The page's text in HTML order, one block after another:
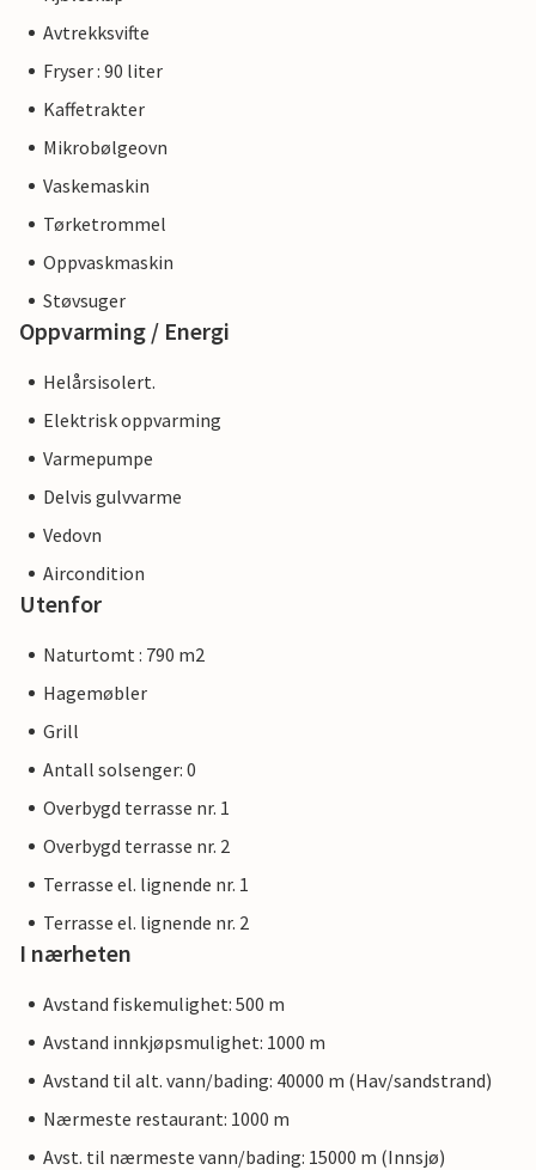
Avtrekksvifte
Fryser : 90 liter
Kaffetrakter
Mikrobølgeovn
Vaskemaskin
Tørketrommel
Oppvaskmaskin
Støvsuger
Oppvarming / Energi
Helårsisolert.
Elektrisk oppvarming
Varmepumpe
Delvis gulvvarme
Vedovn
Aircondition
Utenfor
Naturtomt : 790 m2
Hagemøbler
Grill
Antall solsenger: 0
Overbygd terrasse nr. 1
Overbygd terrasse nr. 2
Terrasse el. lignende nr. 1
Terrasse el. lignende nr. 2
I nærheten
Avstand fiskemulighet: 500 m
Avstand innkjøpsmulighet: 1000 m
Avstand til alt. vann/bading: 40000 m (Hav/sandstrand)
Nærmeste restaurant: 1000 m
Avst. til nærmeste vann/bading: 15000 m (Innsjø)